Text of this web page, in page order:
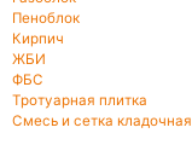
Пеноблок
Кирпич
ЖБИ
ФБС
Тротуарная плитка
Смесь и сетка кладочная